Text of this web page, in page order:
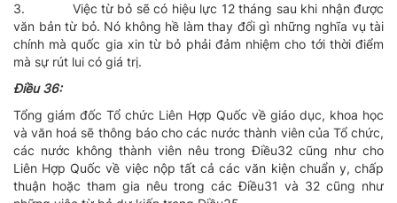
3. Việc từ bỏ sẽ có hiệu lực 12 tháng sau khi nhận được
văn bản từ bỏ. Nó không hề làm thay đổi gì những nghĩa vụ tài
chính mà quốc gia xin từ bỏ phải đảm nhiệm cho tới thời điểm
mà sự rút lui có giá trị.
Ðiều 36:
Tổng giám đốc Tổ chức Liên Hợp Quốc về giáo dục, khoa học
và văn hoá sẽ thông báo cho các nước thành viên của Tổ chức,
các nước không thành viên nêu trong Ðiều32 cũng như cho
Liên Hợp Quốc về việc nộp tất cả các văn kiện chuẩn y, chấp
thuận hoặc tham gia nêu trong các Ðiều31 và 32 cũng như